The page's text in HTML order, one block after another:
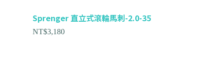
Sprenger 直立式滾輪馬刺-2.0-35
NT$3,180